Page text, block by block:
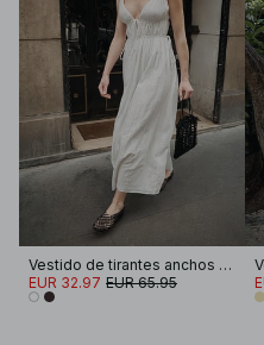
Vestido de tirantes anchos de mezcla de lino con volúmenes y efecto arrugado
EUR 32.97 EUR 65.95